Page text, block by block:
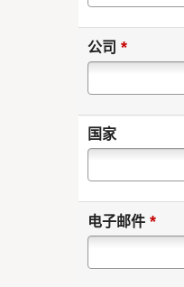
公司 *
国家
电子邮件 *